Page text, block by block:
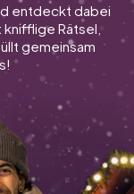
DE
entdeckt dabei
Rätsel,
gemeinsam